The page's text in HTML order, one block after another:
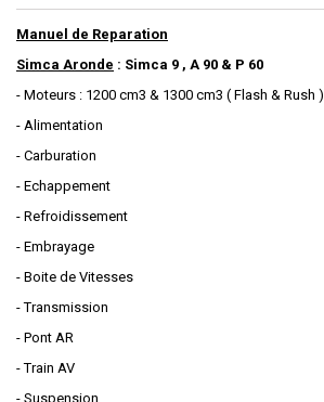
Manuel de Reparation
Simca Aronde : Simca 9 , A 90 & P 60
- Moteurs : 1200 cm3 & 1300 cm3 ( Flash & Rush )
- Alimentation
- Carburation
- Echappement
- Refroidissement
- Embrayage
- Boite de Vitesses
- Transmission
- Pont AR
- Train AV
- Suspension